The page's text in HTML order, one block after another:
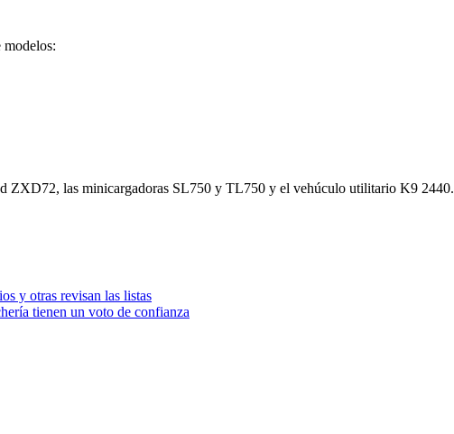
ZXD72, las minicargadoras SL750 y TL750 y el vehúculo utilitario K9 2440.
y otras revisan las listas
tienen un voto de confianza